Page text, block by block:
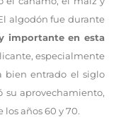
algodón fue durante
importante en esta
especialmente
bien entrado el siglo
su aprovechamiento,
años 60 y 70.